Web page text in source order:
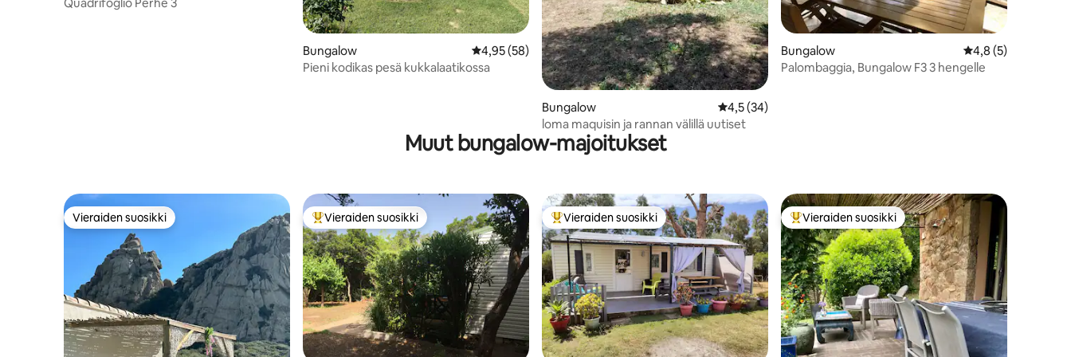
Bungalow Keskimääräinen arvio 4,95/5, 58 arvostelua
4,95 (58)
Pieni kodikas pesä kukkalaatikossa
Bungalow Keskimääräinen arvio 4,5/5, 34 arvostelua
4,5 (34)
loma maquisin ja rannan välillä uutiset
Bungalow Keskimääräinen
4,8 (5)
Palombaggia, Bungalow F3 3 hengelle
Muut bungalow-majoitukset
Vieraiden suosikki
Vieraiden suosikki Vieraiden suosikkien parhaimmistoa
Vieraiden suosikki Vieraiden suosikkien parhaimmistoa
Vieraiden suosikki Vieraiden suosikkien parhaimmistoa
Vieraiden suosikki